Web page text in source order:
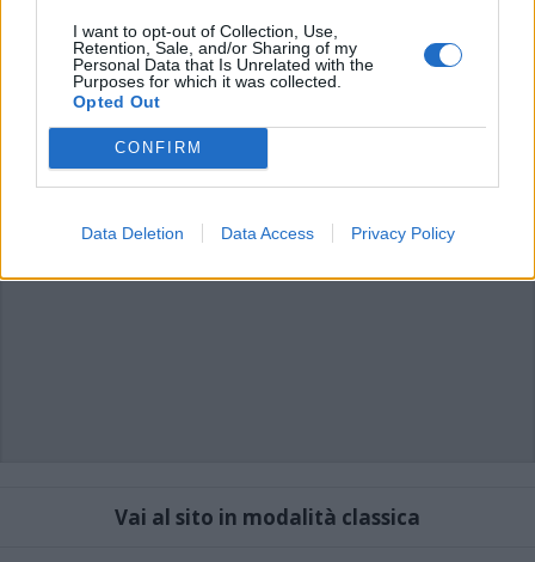
I want to opt-out of Collection, Use,
Retention, Sale, and/or Sharing of my
Personal Data that Is Unrelated with the
Purposes for which it was collected.
Opted Out
CONFIRM
Data Deletion Data Access Privacy Policy
possono essere automaticamente pubblicati senza filtro preventivo. I commenti
che includano uno o più link a siti esterni verranno rimossi in automatico dal
Vai al sito in modalità classica